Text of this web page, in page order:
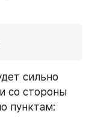
сильно
со стороны
пунктам: